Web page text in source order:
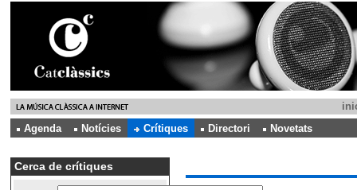
Agenda
Notícies Crítiques Directori Novetats
Cerca de crítiques